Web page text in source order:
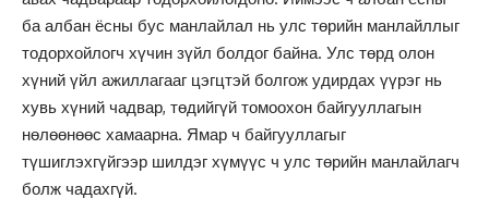
ба албан ёсны бус манлайлал нь улс төрийн манлайллыг
тодорхойлогч хүчин зүйл болдог байна. Улс төрд олон
хүний үйл ажиллагааг цэгцтэй болгож удирдах үүрэг нь
хувь хүний чадвар, төдийгүй томоохон байгууллагын
нөлөөнөөс хамаарна. Ямар ч байгууллагыг
түшиглэхгүйгээр шилдэг хүмүүс ч улс төрийн манлайлагч
болж чадахгүй.